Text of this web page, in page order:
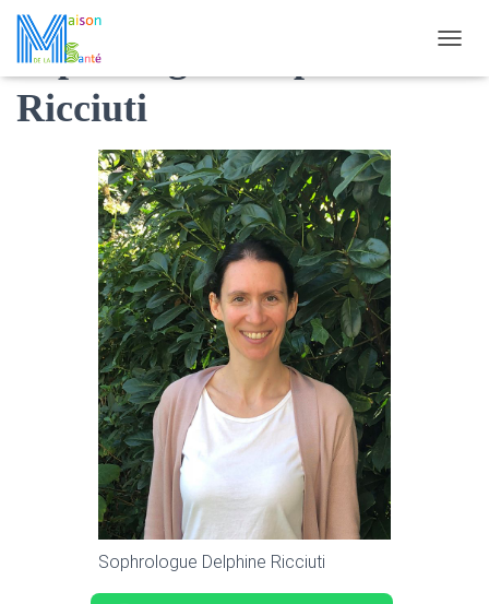
U
Sophrologue Delphine
Ricciuti
Sophrologue Delphine Ricciuti